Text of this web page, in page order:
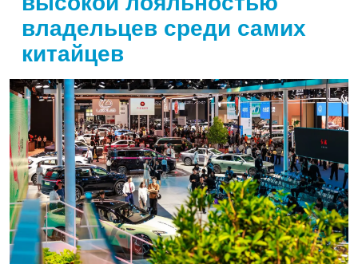
владельцев среди самих
китайцев